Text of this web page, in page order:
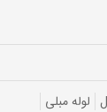
لوله مبلی